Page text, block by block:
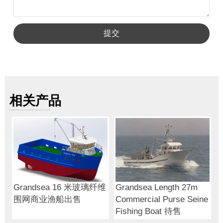
提交
相关产品
Grandsea 16 米玻璃纤维
围网商业渔船出售
Grandsea Length 27m
Commercial Purse Seine
Fishing Boat 待售